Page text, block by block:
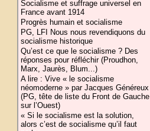
Socialisme et suffrage universel en
France avant 1914
Progrès humain et socialisme
PG, LFI Nous nous revendiquons du
socialisme historique
Qu’est ce que le socialisme ? Des
réponses pour réfléchir (Proudhon,
Marx, Jaurès, Blum...)
A lire : Vive « le socialisme
néomoderne » par Jacques Généreux
(PG, tête de liste du Front de Gauche
sur l’Ouest)
« Si le socialisme est la solution,
alors c’est de socialisme qu’il faut